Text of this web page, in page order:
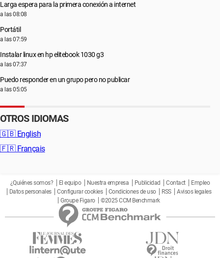
Larga espera para la primera conexión a internet
a las 08:08
Portátil
a las 07:59
Instalar linux en hp elitebook 1030 g3
a las 07:37
Puedo responder en un grupo pero no publicar
a las 05:05
OTROS IDIOMAS
🇬🇧 English
🇫🇷 Français
¿Quiénes somos? El equipo Nuestra empresa Publicidad Contact
Empleo
Datos personales
Configurar cookies Condiciones de uso RSS
Avisos legales
Groupe Figaro
©2025 CCM Benchmark